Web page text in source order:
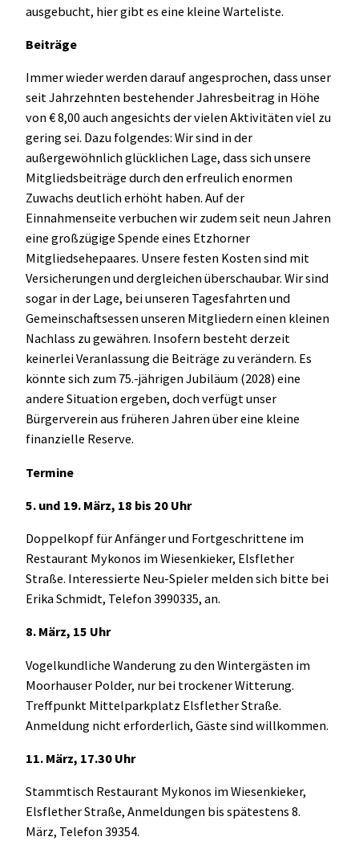
ausgebucht, hier gibt es eine kleine Warteliste.
Beiträge
Immer wieder werden darauf angesprochen, dass unser
seit Jahrzehnten bestehender Jahresbeitrag in Höhe
von € 8,00 auch angesichts der vielen Aktivitäten viel zu
gering sei. Dazu folgendes: Wir sind in der
außergewöhnlich glücklichen Lage, dass sich unsere
Mitgliedsbeiträge durch den erfreulich enormen
Zuwachs deutlich erhöht haben. Auf der
Einnahmenseite verbuchen wir zudem seit neun Jahren
eine großzügige Spende eines Etzhorner
Mitgliedsehepaares. Unsere festen Kosten sind mit
Versicherungen und dergleichen überschaubar. Wir sind
sogar in der Lage, bei unseren Tagesfahrten und
Gemeinschaftsessen unseren Mitgliedern einen kleinen
Nachlass zu gewähren. Insofern besteht derzeit
keinerlei Veranlassung die Beiträge zu verändern. Es
könnte sich zum 75.-jährigen Jubiläum (2028) eine
andere Situation ergeben, doch verfügt unser
Bürgerverein aus früheren Jahren über eine kleine
finanzielle Reserve.
Termine
5. und 19. März, 18 bis 20 Uhr
Doppelkopf für Anfänger und Fortgeschrittene im
Restaurant Mykonos im Wiesenkieker, Elsflether
Straße. Interessierte Neu-Spieler melden sich bitte bei
Erika Schmidt, Telefon 3990335, an.
8. März, 15 Uhr
Vogelkundliche Wanderung zu den Wintergästen im
Moorhauser Polder, nur bei trockener Witterung.
Treffpunkt Mittelparkplatz Elsflether Straße.
Anmeldung nicht erforderlich, Gäste sind willkommen.
11. März, 17.30 Uhr
Stammtisch Restaurant Mykonos im Wiesenkieker,
Elsflether Straße, Anmeldungen bis spätestens 8.
März, Telefon 39354.